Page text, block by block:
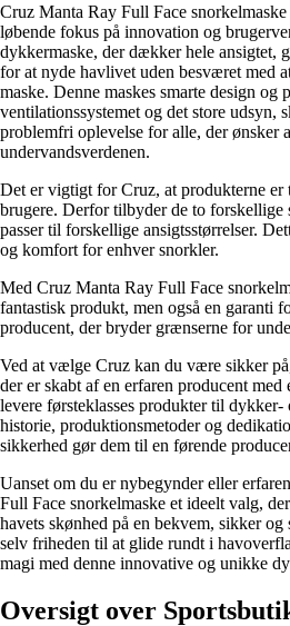
Cruz Manta Ray Full Face
løbende fokus på innovation og
dykkermaske, der dækker hele ansigtet,
for at nyde havlivet uden besværet med
maske. Denne maskes smarte design og
ventilationssystemet og det store udsyn,
problemfri oplevelse for alle, der ønsker
undervandsverdenen.
Det er vigtigt for Cruz, at produkterne
brugere. Derfor tilbyder de to
passer til forskellige ansigtsstørrelser.
og komfort for enhver snorkler.
Med Cruz Manta Ray Full Face
fantastisk produkt, men også en garanti
producent, der bryder grænserne for
Ved at vælge Cruz kan du være sikker
der er skabt af en erfaren producent
levere førsteklasses produkter til dykker-
historie, produktionsmetoder og
sikkerhed gør dem til en førende
Uanset om du er nybegynder eller
Full Face snorkelmaske et ideelt valg,
havets skønhed på en bekvem, sikker
selv friheden til at glide rundt i
magi med denne innovative og unikke
Oversigt over